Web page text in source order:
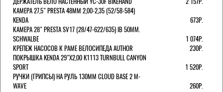
КАМЕРА 27,5" PRESTA 48ММ 2,00-2,35 (52/58-584)
KENDA
673Р.
КАМЕРА 28" PRESTA SV17 (28/47-622/635) IB 50MM.
SCHWALBE
1 074Р.
КРЕПЕЖ НАСОСОВ К РАМЕ ВЕЛОСИПЕДА AUTHOR
230Р.
ПОКРЫШКА KENDA 29"Х2,00 K1113 TURNBULL CANYON
SPORT
1 520Р.
РУЧКИ (ГРИПСЫ) НА РУЛЬ 130ММ CLOUD BASE 2 M-
WAVE
260Р.